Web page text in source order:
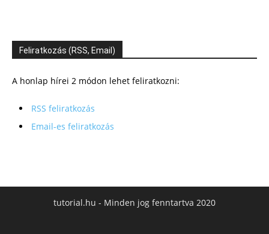
Feliratkozás (RSS, Email)
A honlap hírei 2 módon lehet feliratkozni:
RSS feliratkozás
Email-es feliratkozás
tutorial.hu - Minden jog fenntartva 2020